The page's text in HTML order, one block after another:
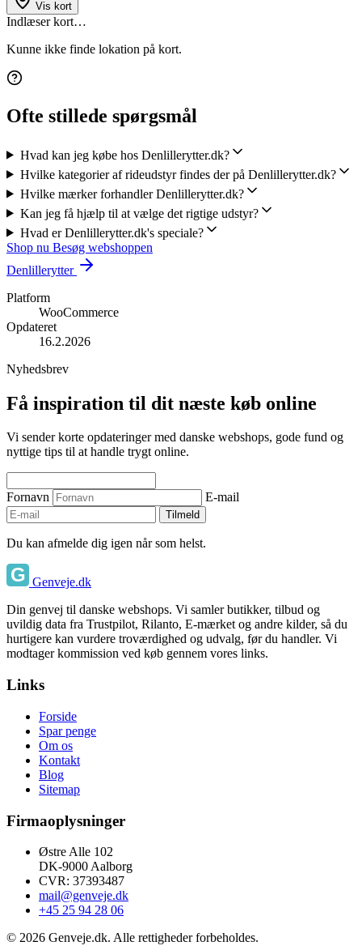
Vis kort
Indlæser kort…
Kunne ikke finde lokation på kort.
Ofte stillede spørgsmål
Hvad kan jeg købe hos Denlillerytter.dk?
Hvilke kategorier af rideudstyr findes der på Denlillerytter.dk?
Hvilke mærker forhandler Denlillerytter.dk?
Kan jeg få hjælp til at vælge det rigtige udstyr?
Hvad er Denlillerytter.dk's speciale?
Shop nu Besøg webshoppen
Denlillerytter
Platform
WooCommerce
Opdateret
16.2.2026
Nyhedsbrev
Få inspiration til dit næste køb online
Vi sender korte opdateringer med danske webshops, gode fund og
nyttige tips til at handle trygt online.
Fornavn E-mail
Tilmeld
Du kan afmelde dig igen når som helst.
Genveje.dk
Din genvej til danske webshops. Vi samler butikker, tilbud og
uvildig data fra Trustpilot, Rilanto, E-mærket og andre kilder, så du
hurtigere kan vurdere troværdighed og udvalg, før du handler. Vi
modtager kommission ved køb gennem vores links.
Links
Forside
Spar penge
Om os
Kontakt
Blog
Sitemap
Firmaoplysninger
Østre Alle 102
DK-9000 Aalborg
CVR: 37393487
mail@genveje.dk
+45 25 94 28 06
© 2026 Genveje.dk. Alle rettigheder forbeholdes.